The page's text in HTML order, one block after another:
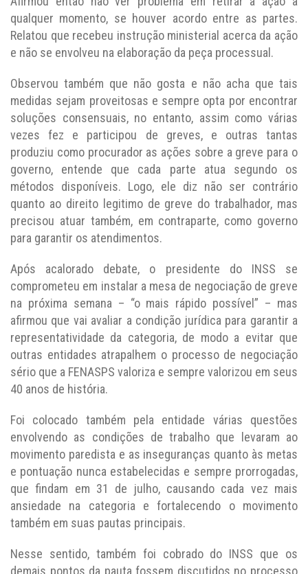
qualquer momento, se houver acordo entre as partes.
Relatou que recebeu instrução ministerial acerca da ação
e não se envolveu na elaboração da peça processual.
Observou também que não gosta e não acha que tais
medidas sejam proveitosas e sempre opta por encontrar
soluções consensuais, no entanto, assim como várias
vezes fez e participou de greves, e outras tantas
produziu como procurador as ações sobre a greve para o
governo, entende que cada parte atua segundo os
métodos disponíveis. Logo, ele diz não ser contrário
quanto ao direito legitimo de greve do trabalhador, mas
precisou atuar também, em contraparte, como governo
para garantir os atendimentos.
Após acalorado debate, o presidente do INSS se
comprometeu em instalar a mesa de negociação de greve
na próxima semana – “o mais rápido possível” – mas
afirmou que vai avaliar a condição jurídica para garantir a
representatividade da categoria, de modo a evitar que
outras entidades atrapalhem o processo de negociação
sério que a FENASPS valoriza e sempre valorizou em seus
40 anos de história.
Foi colocado também pela entidade várias questões
envolvendo as condições de trabalho que levaram ao
movimento paredista e as inseguranças quanto às metas
e pontuação nunca estabelecidas e sempre prorrogadas,
que findam em 31 de julho, causando cada vez mais
ansiedade na categoria e fortalecendo o movimento
também em suas pautas principais.
Nesse sentido, também foi cobrado do INSS que os
demais pontos da pauta fossem discutidos no processo